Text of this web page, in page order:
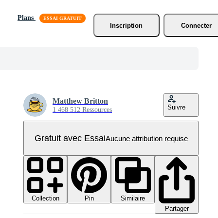
Plans
Inscription
Connecter
Matthew Britton
1 468 512 Ressources Suivre
Gratuit avec EssaiAucune attribution requise
Collection Pin
Similaire
Partager